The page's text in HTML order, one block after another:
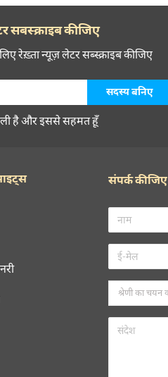
सबस्क्राइब कीजिए
रेख़्ता न्यूज़ लेटर सब्स्क्राइब कीजिए
है और इससे सहमत हूँ
संपर्क कीजिए